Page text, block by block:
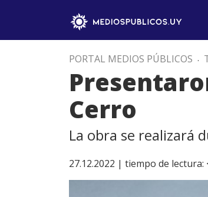
PORTAL MEDIOS PÚBLICOS .
Cerro
La obra se realizará
27.12.2022 | tiempo de lectura: